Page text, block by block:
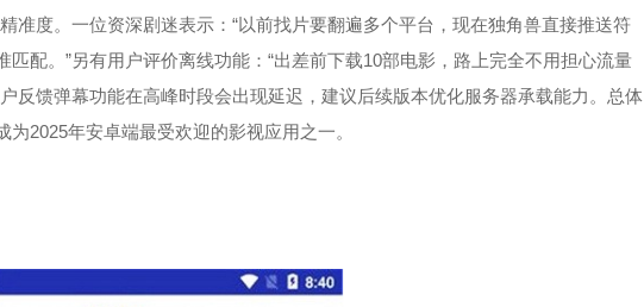
准度。一位资深剧迷表示：“以前找片要翻遍多个平台，现在独角兽直接推送符
配。”另有用户评价离线功能：“出差前下载10部电影，路上完全不用担心流量
反馈弹幕功能在高峰时段会出现延迟，建议后续版本优化服务器承载能力。总体
2025年安卓端最受欢迎的影视应用之一。